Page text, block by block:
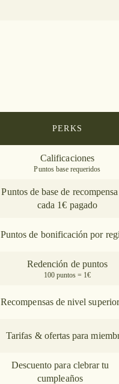
PERKS
Calificaciones
Puntos base requeridos
Puntos de base de
cada 1€ pagado
Puntos de bonificación por
Redención de puntos
100 puntos = 1€
Recompensas de nivel superior
Tarifas & ofertas para
Descuento para clebrar tu
cumpleaños